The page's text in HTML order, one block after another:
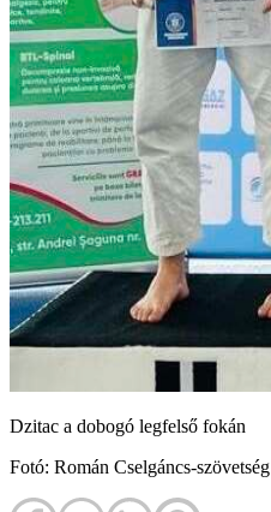
Dzitac a dobogó legfelső fokán
Fotó: Román Cselgáncs-szövetség